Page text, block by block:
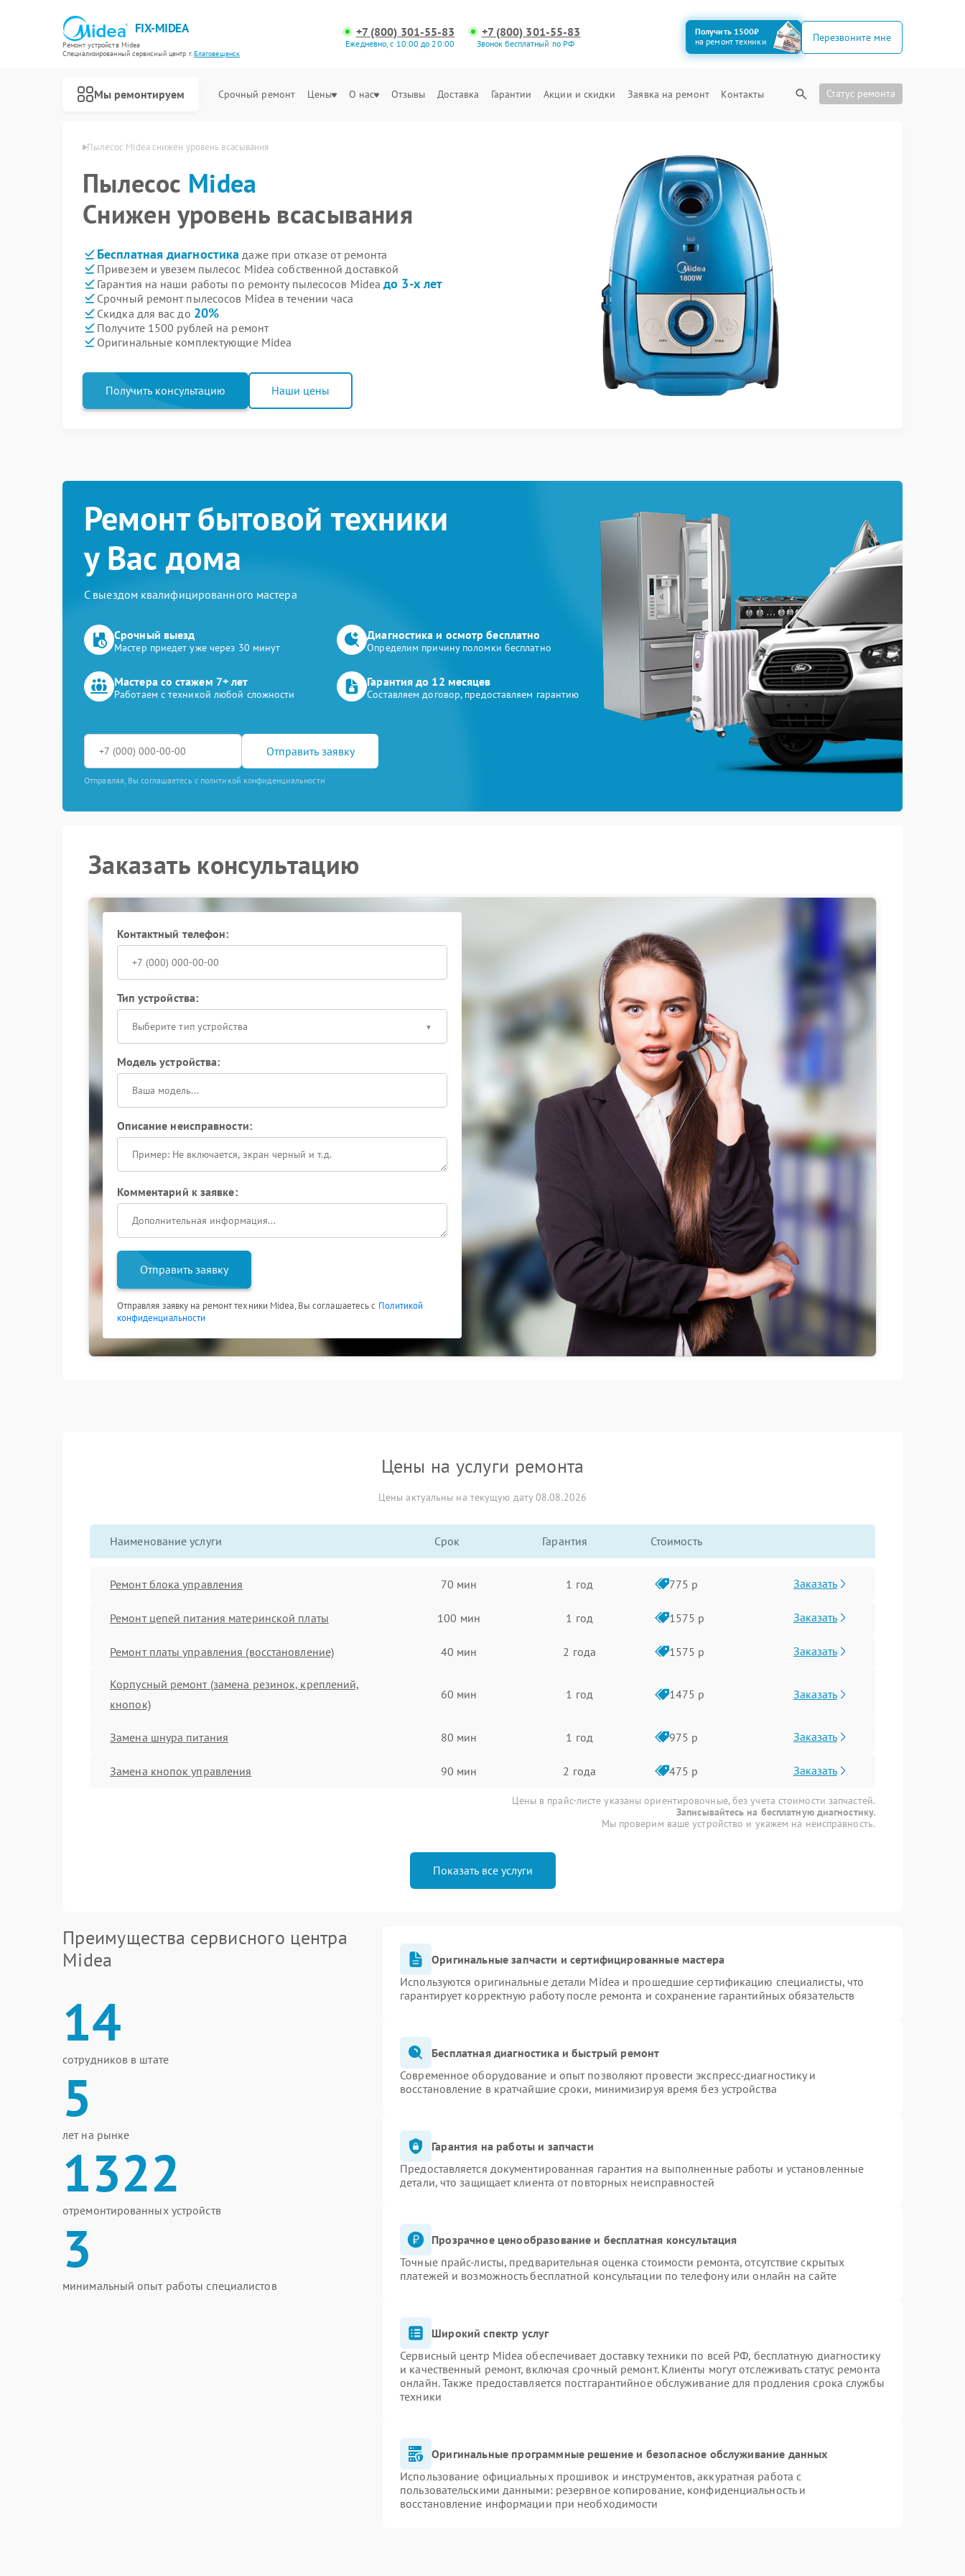
FIX-MIDEA
Ремонт устройств Midea
Специализированный cервисный центр г.Благовещенск
+7 (800) 301-55-83
Ежедневно, с 10:00 до 20:00
+7 (800) 301-55-83
Звонок бесплатный по РФ
Получить 1500₽
на ремонт техники
Перезвоните мне
Мы ремонтируем Срочный ремонт Цены О нас Отзывы Доставка Гарантии Акции и скидки Заявка на ремонт Контакты Статус ремонта
Пылесос Midea снижен уровень всасывания
Пылесос Midea
Снижен уровень всасывания
Бесплатная диагностика даже при отказе от ремонта
Привезем и увезем пылесос Midea собственной доставкой
Гарантия на наши работы по ремонту пылесосов Mideaдо 3-х лет
Срочный ремонт пылесосов Midea в течении часа
Скидка для вас до 20%
Получите 1500 рублей на ремонт
Оригинальные комплектующие Midea
Получить консультацию Наши цены
Ремонт бытовой техники
у Вас дома
С выездом квалифицированного мастера
Срочный выезд
Мастер приедет уже через 30 минут
Диагностика и осмотр бесплатно
Определим причину поломки бесплатно
Мастера со стажем 7+ лет
Работаем с техникой любой сложности
Гарантия до 12 месяцев
Составляем договор, предоставляем гарантию
Отправить заявку
Отправляя, Вы соглашаетесь с политикой конфиденциальности
Заказать консультацию
Контактный телефон:
Тип устройства:
Выберите тип устройства
Модель устройства:
Описание неисправности:
Комментарий к заявке:
Отправить заявку
Отправляя заявку на ремонт техники Midea, Вы соглашаетесь с Политикой
конфиденциальности
Цены на услуги ремонта
Цены актуальны на текущую дату 08.08.2026
Наименование услуги Срок Гарантия Стоимость
Ремонт блока управления 70 мин 1 год 775 р Заказать
Ремонт цепей питания материнской платы 100 мин 1 год 1575 р Заказать
Ремонт платы управления (восстановление) 40 мин 2 года 1575 р Заказать
Корпусный ремонт (замена резинок, креплений,
кнопок)
60 мин 1 год 1475 р Заказать
Замена шнура питания 80 мин 1 год 975 р Заказать
Замена кнопок управления 90 мин 2 года 475 р Заказать
Цены в прайс-листе указаны ориентировочные, без учета стоимости запчастей.
Записывайтесь на бесплатную диагностику.
Мы проверим ваше устройство и укажем на неисправность.
Показать все услуги
Преимущества сервисного центра
Midea
14
сотрудников в штате
5
лет на рынке
1322
отремонтированных устройств
3
минимальный опыт работы специалистов
Оригинальные запчасти и сертифицированные мастера
Используются оригинальные детали Midea и прошедшие сертификацию специалисты, что
гарантирует корректную работу после ремонта и сохранение гарантийных обязательств
Бесплатная диагностика и быстрый ремонт
Современное оборудование и опыт позволяют провести экспресс-диагностику и
восстановление в кратчайшие сроки, минимизируя время без устройства
Гарантия на работы и запчасти
Предоставляется документированная гарантия на выполненные работы и установленные
детали, что защищает клиента от повторных неисправностей
Прозрачное ценообразование и бесплатная консультация
Точные прайс-листы, предварительная оценка стоимости ремонта, отсутствие скрытых
платежей и возможность бесплатной консультации по телефону или онлайн на сайте
Широкий спектр услуг
Сервисный центр Midea обеспечивает доставку техники по всей РФ, бесплатную диагностику
и качественный ремонт, включая срочный ремонт. Клиенты могут отслеживать статус ремонта
онлайн. Также предоставляется постгарантийное обслуживание для продления срока службы
техники
Оригинальные программные решение и безопасное обслуживание данных
Использование официальных прошивок и инструментов, аккуратная работа с
пользовательскими данными: резервное копирование, конфиденциальность и
восстановление информации при необходимости